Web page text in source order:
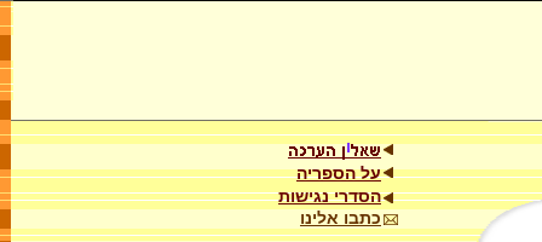
על הספריה
הסדרי נגישות
כתבו אלינו